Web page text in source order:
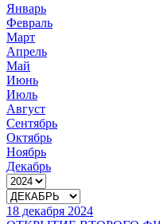
Январь
Февраль
Март
Апрель
Май
Июнь
Июль
Август
Сентябрь
Октябрь
Ноябрь
Декабрь
18 декабря 2024